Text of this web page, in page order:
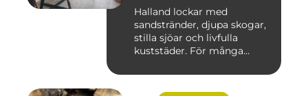
Halland lockar med
sandstränder, djupa skogar,
stilla sjöar och livfulla
kuststäder. För många